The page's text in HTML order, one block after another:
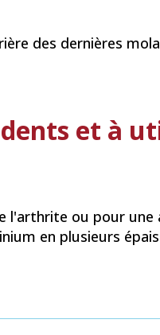
des dernières
et à
l'arthrite ou pour une
en plusieurs